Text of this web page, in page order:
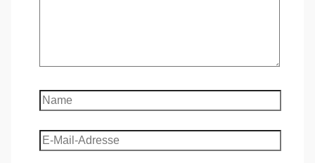
Name
E-
Mail-